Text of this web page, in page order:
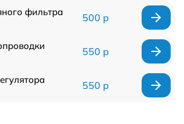
фильтра
500 р
550 р
550 р